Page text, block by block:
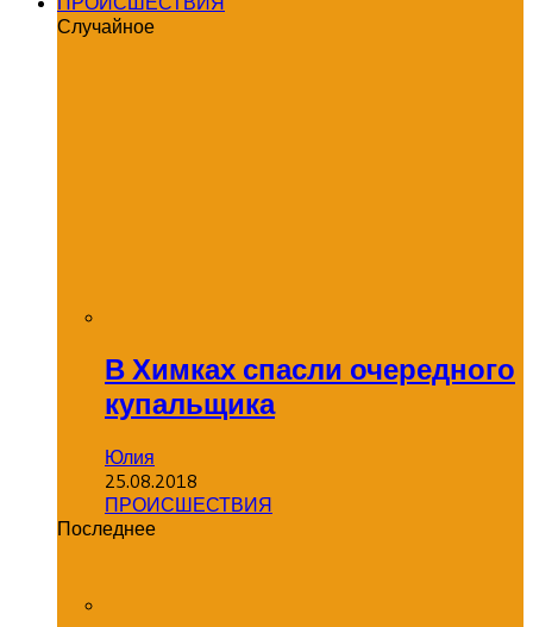
Случайное
В Химках спасли очередного
купальщика
Юлия
25.08.2018
ПРОИСШЕСТВИЯ
Последнее